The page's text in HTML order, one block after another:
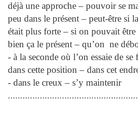
déjà une approche – pouvoir se
peu dans le présent – peut-être si
était plus forte – si on pouvait être
bien ça le présent – qu’on ne
- à la seconde où l’on essaie de
dans cette position – dans cet
- dans le creux – s’y maintenir